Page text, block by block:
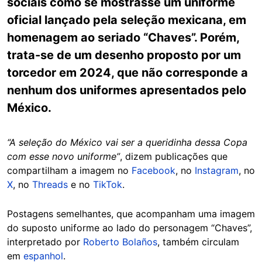
oficial lançado pela seleção mexicana, em
homenagem ao seriado “Chaves”. Porém,
trata-se de um desenho proposto por um
torcedor em 2024, que não corresponde a
nenhum dos uniformes apresentados pelo
México.
“A seleção do México vai ser a queridinha dessa Copa
com esse novo uniforme”, dizem publicações que
compartilham a imagem no Facebook, no Instagram, no
X, no Threads e no TikTok.
Postagens semelhantes, que acompanham uma imagem
do suposto uniforme ao lado do personagem “Chaves”,
interpretado por Roberto Bolaños, também circulam
em espanhol.